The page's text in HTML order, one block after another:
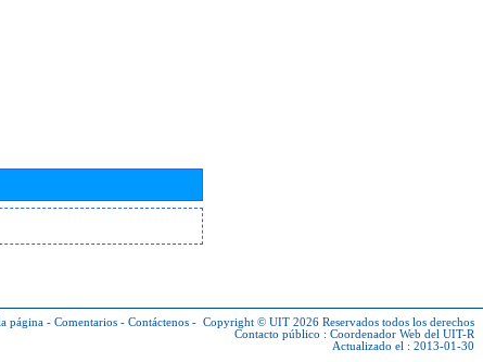
página - Comentarios - Contáctenos - Copyright © UIT 2026 Reservados todos los derechos
Contacto público : Coordenador Web del UIT-R
Actualizado el : 2013-01-30